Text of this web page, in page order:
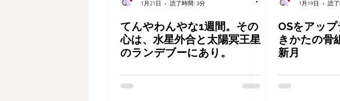
1月21日
読了時間: 3分
てんやわんやな1週間。その
心は、水星外合と太陽冥王星
のランデブーにあり。
1月19日
読
OSをアッ
きかたの骨
新月